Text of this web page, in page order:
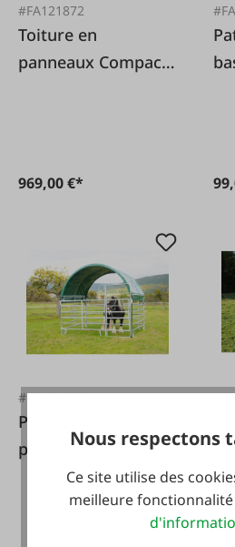
#FA121872
Toiture en
panneaux Compact
969,00 €*
#FA121873
Patura Toiture en
panneaux Compact
6x3,6m
Nous respectons
Ce site utilise des
meilleure fonctionnalité